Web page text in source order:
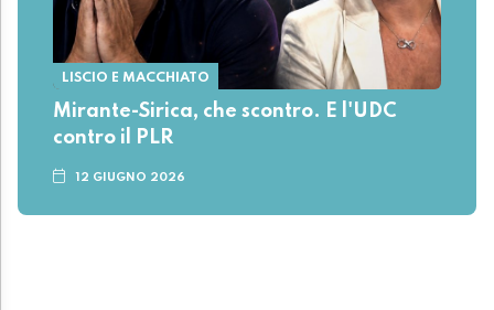
LISCIO E MACCHIATO
Mirante-Sirica, che scontro. E l'UDC
contro il PLR
12 GIUGNO 2026